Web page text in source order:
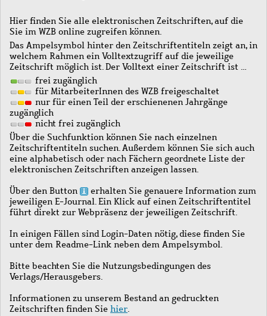
Hier finden Sie alle elektronischen Zeitschriften, auf die
Sie im WZB online zugreifen können.
Das Ampelsymbol hinter den Zeitschriftentiteln zeigt an, in
welchem Rahmen ein Volltextzugriff auf die jeweilige
Zeitschrift möglich ist. Der Volltext einer Zeitschrift ist …
frei zugänglich
für MitarbeiterInnen des WZB freigeschaltet
nur für einen Teil der erschienenen Jahrgänge
zugänglich
nicht frei zugänglich
Über die Suchfunktion können Sie nach einzelnen
Zeitschriftentiteln suchen. Außerdem können Sie sich auch
eine alphabetisch oder nach Fächern geordnete Liste der
elektronischen Zeitschriften anzeigen lassen.
Über den Button
erhalten Sie genauere Information zum
jeweiligen E-Journal. Ein Klick auf einen Zeitschriftentitel
führt direkt zur Webpräsenz der jeweiligen Zeitschrift.
In einigen Fällen sind Login-Daten nötig, diese finden Sie
unter dem Readme-Link neben dem Ampelsymbol.
Bitte beachten Sie die Nutzungsbedingungen des
Verlags/Herausgebers.
Informationen zu unserem Bestand an gedruckten
Zeitschriften finden Sie hier.